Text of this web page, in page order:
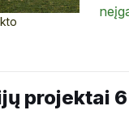
projektai